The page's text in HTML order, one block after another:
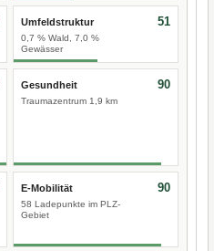
Umfeldstruktur
0,7 % Wald, 7,0 %
Gewässer
51
Gesundheit
Traumazentrum 1,9 km
90
E-Mobilität
58 Ladepunkte im PLZ-
Gebiet
90